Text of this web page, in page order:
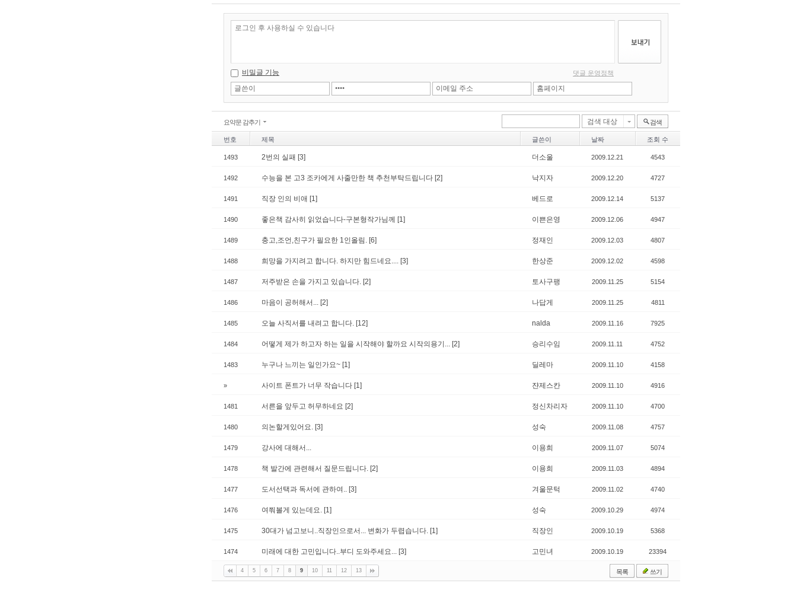
비밀글 기능 댓글 운영정책
요약문 감추기 검색 대상 검색
번호 제목 글쓴이 날짜 조회 수
1493 2번의 실패 [3] 더소울 2009.12.21 4543
1492 수능을 본 고3 조카에게 사줄만한 책 추천부탁드립니다 [2] 낙지자 2009.12.20 4727
1491 직장 인의 비애 [1] 베드로 2009.12.14 5137
1490 좋은책 감사히 읽었습니다-구본형작가님께 [1] 이쁜은영 2009.12.06 4947
1489 충고,조언,친구가 필요한 1인올림. [6] 정재인 2009.12.03 4807
1488 희망을 가지려고 합니다. 하지만 힘드네요.... [3] 한상준 2009.12.02 4598
1487 저주받은 손을 가지고 있습니다. [2] 토사구팽 2009.11.25 5154
1486 마음이 공허해서... [2] 나답게 2009.11.25 4811
1485 오늘 사직서를 내려고 합니다. [12] nalda 2009.11.16 7925
1484 어떻게 제가 하고자 하는 일을 시작해야 할까요 시작의용기... [2] 승리수임 2009.11.11 4752
1483 누구나 느끼는 일인가요~ [1] 딜레마 2009.11.10 4158
» 사이트 폰트가 너무 작습니다 [1] 쟌제스칸 2009.11.10 4916
1481 서른을 앞두고 허무하네요 [2] 정신차리자 2009.11.10 4700
1480 의논할게있어요. [3] 성숙 2009.11.08 4757
1479 강사에 대해서... 이용희 2009.11.07 5074
1478 책 발간에 관련해서 질문드립니다. [2] 이용희 2009.11.03 4894
1477 도서선택과 독서에 관하여.. [3] 겨울문턱 2009.11.02 4740
1476 여쭤볼게 있는데요. [1] 성숙 2009.10.29 4974
1475 30대가 넘고보니..직장인으로서... 변화가 두렵습니다. [1] 직장인 2009.10.19 5368
1474 미래에 대한 고민입니다..부디 도와주세요... [3] 고민녀 2009.10.19 23394
4 5 6 7 8 9 10 11 12 13 목록 쓰기